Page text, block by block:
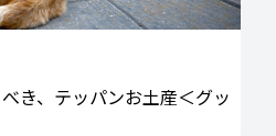
き、テッパンお土産＜グッ